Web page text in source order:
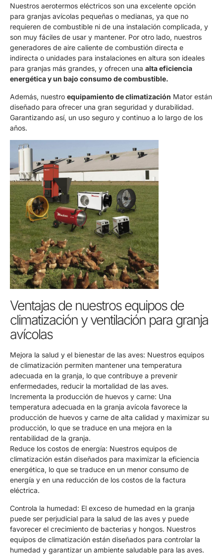
Nuestros aerotermos eléctricos son una excelente opción
para granjas avícolas pequeñas o medianas, ya que no
requieren de combustible ni de una instalación complicada, y
son muy fáciles de usar y mantener. Por otro lado, nuestros
generadores de aire caliente de combustión directa e
indirecta o unidades para instalaciones en altura son ideales
para granjas más grandes, y ofrecen una alta eficiencia
energética y un bajo consumo de combustible.
Además, nuestro equipamiento de climatización Mator están
diseñado para ofrecer una gran seguridad y durabilidad.
Garantizando así, un uso seguro y continuo a lo largo de los
años.
Ventajas de nuestros equipos de
climatización y ventilación para granja
avícolas
Mejora la salud y el bienestar de las aves: Nuestros equipos
de climatización permiten mantener una temperatura
adecuada en la granja, lo que contribuye a prevenir
enfermedades, reducir la mortalidad de las aves.
Incrementa la producción de huevos y carne: Una
temperatura adecuada en la granja avícola favorece la
producción de huevos y carne de alta calidad y maximizar su
producción, lo que se traduce en una mejora en la
rentabilidad de la granja.
Reduce los costos de energía: Nuestros equipos de
climatización están diseñados para maximizar la eficiencia
energética, lo que se traduce en un menor consumo de
energía y en una reducción de los costos de la factura
eléctrica.
Controla la humedad: El exceso de humedad en la granja
puede ser perjudicial para la salud de las aves y puede
favorecer el crecimiento de bacterias y hongos. Nuestros
equipos de climatización están diseñados para controlar la
humedad y garantizar un ambiente saludable para las aves.